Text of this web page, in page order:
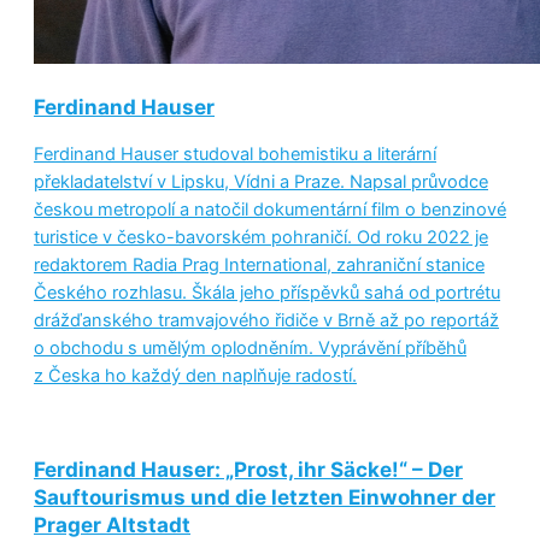
Ferdinand Hauser
Ferdinand Hauser studoval bohemistiku a literární
překladatelství v Lipsku, Vídni a Praze. Napsal průvodce
českou metropolí a natočil dokumentární film o benzinové
turistice v česko-bavorském pohraničí. Od roku 2022 je
redaktorem Radia Prag International, zahraniční stanice
Českého rozhlasu. Škála jeho příspěvků sahá od portrétu
drážďanského tramvajového řidiče v Brně až po reportáž
o obchodu s umělým oplodněním. Vyprávění příběhů
z Česka ho každý den naplňuje radostí.
Ferdinand Hauser: „Prost, ihr Säcke!“ – Der
Sauftourismus und die letzten Einwohner der
Prager Altstadt